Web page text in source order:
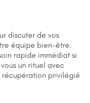
discuter de vos
équipe bien-être.
rapide immédiat si
un rituel avec
récupération privilégié